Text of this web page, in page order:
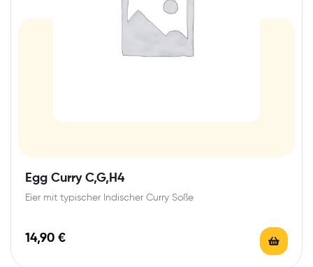
Egg Curry C,G,H4
Eier mit typischer Indischer Curry Soße
14,90 €